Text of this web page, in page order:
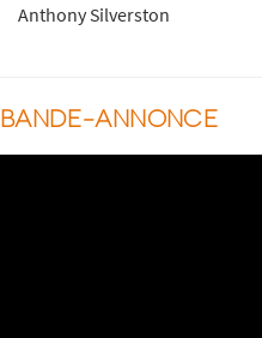
Anthony Silverston
BANDE-ANNONCE